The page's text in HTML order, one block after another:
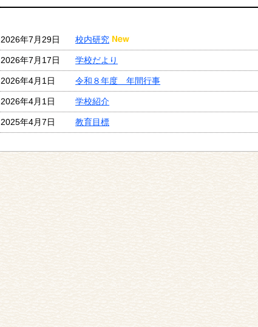
2026年7月29日 校内研究
2026年7月17日 学校だより
2026年4月1日 令和８年度 年間行事
2026年4月1日 学校紹介
2025年4月7日 教育目標